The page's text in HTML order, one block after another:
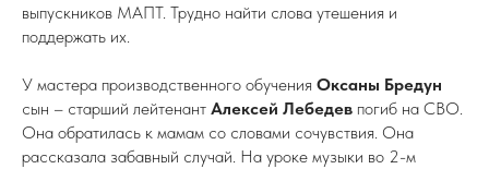
выпускников МАПТ. Трудно найти слова утешения и
поддержать их.
У мастера производственного обучения Оксаны Бредун
сын – старший лейтенант Алексей Лебедев погиб на СВО.
Она обратилась к мамам со словами сочувствия. Она
рассказала забавный случай. На уроке музыки во 2-м